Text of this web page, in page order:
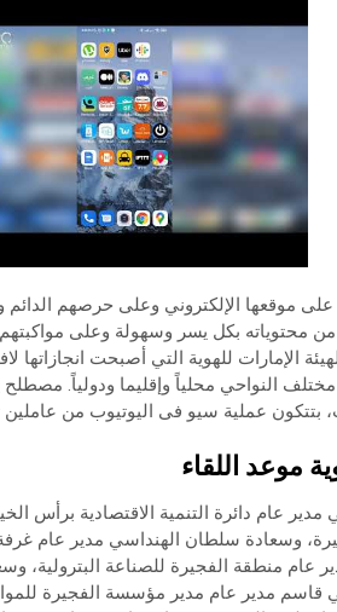
موقعها الإلكتروني وعلى حرصهم
محتوياته بكل يسر وسهولة وعلى مواكبتهم
الإمارات للهوية التي أصبحت انجازاتها
النواحي محلياً وإقليما ودولياً.
بتتكون عملية سيو فى اليوتيوب من عاملين
موعد اللقاء
مدير عام دائرة التنمية الاقتصادية برأس
وسعادة سلطان الهنداسي مدير عام
عام منطقة الفجيرة للصناعة البترولية،
قاسم مدير عام مدير مؤسسة الفجيرة